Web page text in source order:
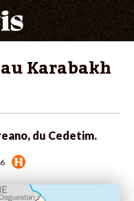
Karabakh
du Cedetim.